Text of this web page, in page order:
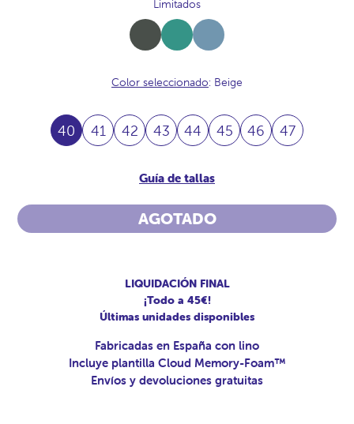
Limitados
Khaki Salvia Denim
Color seleccionado: Beige
40 41 42 43 44 45 46 47
Guía de tallas
AGOTADO
LIQUIDACIÓN FINAL
¡Todo a 45€!
Últimas unidades disponibles
Fabricadas en España con lino
Incluye plantilla Cloud Memory-Foam™
Envíos y devoluciones gratuitas